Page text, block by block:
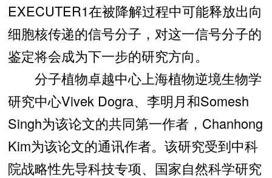
EXECUTER1在被降解过程中可能释放出向
细胞核传递的信号分子，对这一信号分子的
鉴定将会成为下一步的研究方向。
分子植物卓越中心上海植物逆境生物学
研究中心Vivek Dogra、李明月和Somesh
Singh为该论文的共同第一作者，Chanhong
Kim为该论文的通讯作者。该研究受到中科
院战略性先导科技专项、国家自然科学研究